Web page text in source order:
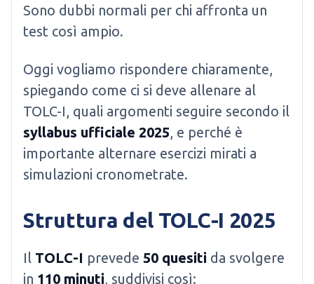
Sono dubbi normali per chi affronta un
test così ampio.
Oggi vogliamo rispondere chiaramente,
spiegando come ci si deve allenare al
TOLC-I, quali argomenti seguire secondo il
syllabus ufficiale 2025, e perché è
importante alternare esercizi mirati a
simulazioni cronometrate.
Struttura del TOLC-I 2025
Il TOLC-I prevede 50 quesiti da svolgere
in 110 minuti, suddivisi così: